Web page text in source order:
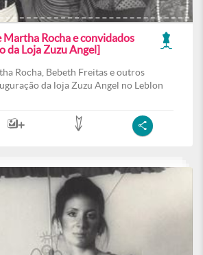
Martha Rocha e convidados
da Loja Zuzu Angel]
Rocha, Bebeth Freitas e outros
da loja Zuzu Angel no Leblon